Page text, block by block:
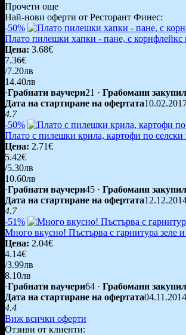
Прочети още
Най-нови оферти от Ресторант Финес:
-50%
Плато пилешки хапки - пане, с корнфлейкс
Цена: 3.68€
7.36€
/7.20лв
14.40лв
·Грабнати ваучери21 · Грабомани
Дата на стартиране на офертата
4.7
-50%
Плато с пилешки крила, картофи по селски
Цена: 2.71€
5.42€
/5.30лв
10.60лв
·Грабнати ваучери45 · Грабомани
Дата на стартиране на офертата
4.7
-51%
Много вкусно! Пъстърва с гарнитура зеле
Цена: 2.04€
4.14€
/3.99лв
8.10лв
·Грабнати ваучери64 · Грабомани
Дата на стартиране на офертата
4.4
Виж всички оферти
Отзиви от клиенти: